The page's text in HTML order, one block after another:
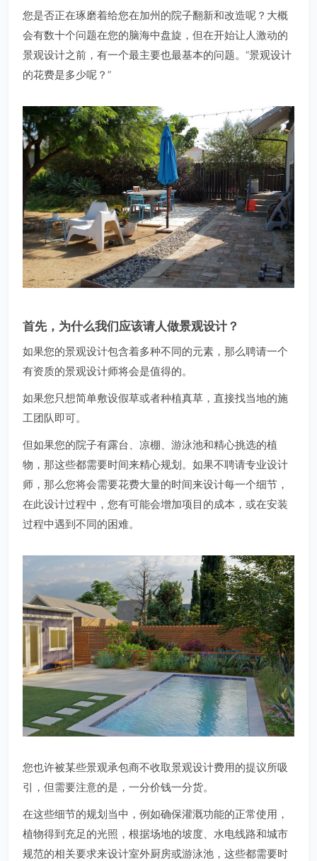
您是否正在琢磨着给您在加州的院子翻新和改造呢？大概
会有数十个问题在您的脑海中盘旋，但在开始让人激动的
景观设计之前，有一个最主要也最基本的问题。“景观设计
的花费是多少呢？”
首先，为什么我们应该请人做景观设计？
如果您的景观设计包含着多种不同的元素，那么聘请一个
有资质的景观设计师将会是值得的。
如果您只想简单敷设假草或者种植真草，直接找当地的施
工团队即可。
但如果您的院子有露台、凉棚、游泳池和精心挑选的植
物，那这些都需要时间来精心规划。如果不聘请专业设计
师，那么您将会需要花费大量的时间来设计每一个细节，
在此设计过程中，您有可能会增加项目的成本，或在安装
过程中遇到不同的困难。
您也许被某些景观承包商不收取景观设计费用的提议所吸
引，但需要注意的是，一分价钱一分货。
在这些细节的规划当中，例如确保灌溉功能的正常使用，
植物得到充足的光照，根据场地的坡度、水电线路和城市
规范的相关要求来设计室外厨房或游泳池，这些都需要时